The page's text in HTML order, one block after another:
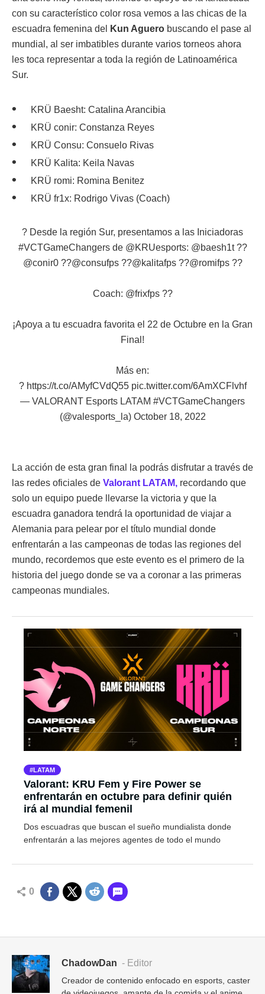
con su característico color rosa vemos a las chicas de la
escuadra femenina del
Kun Aguero buscando el pase al
mundial, al ser imbatibles durante varios torneos ahora
les toca representar a toda la región de Latinoamérica
Sur.
KRÜ Baesht: Catalina Arancibia
KRÜ conir: Constanza Reyes
KRÜ Consu: Consuelo Rivas
KRÜ Kalita: Keila Navas
KRÜ romi: Romina Benitez
KRÜ fr1x: Rodrigo Vivas (Coach)
? Desde la región Sur, presentamos a las Iniciadoras
#VCTGameChangersde @KRUesports: @baesh1t??
@conir0??@consufps??@kalitafps??@romifps??
Coach: @frixfps??
¡Apoya a tu escuadra favorita el 22 de Octubre en la Gran
Final!
Más en:
? https://t.co/AMyfCVdQ55 pic.twitter.com/6AmXCFlvhf
— VALORANT Esports LATAM #VCTGameChangers
(@valesports_la) October 18, 2022
La acción de esta gran final la podrás disfrutar a través de
las redes oficiales de Valorant LATAM, recordando que
solo un equipo puede llevarse la victoria y que la
escuadra ganadora tendrá la oportunidad de viajar a
Alemania para pelear por el título mundial donde
enfrentarán a las campeonas de todas las regiones del
mundo, recordemos que este evento es el primero de la
historia del juego donde se va a coronar a las primeras
campeonas mundiales.
LATAM
Valorant: KRU Fem y Fire Power se
enfrentarán en octubre para definir quién
irá al mundial femenil
Dos escuadras que buscan el sueño mundialista donde
enfrentarán a las mejores agentes de todo el mundo
0
ChadowDan - Editor
Creador de contenido enfocado en esports, caster